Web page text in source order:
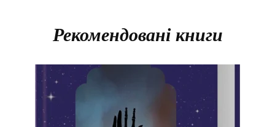
Рекомендовані книги